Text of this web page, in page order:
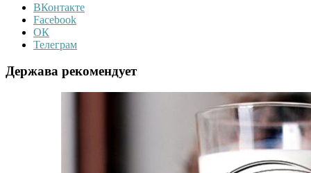
ВКонтакте
Facebook
ОК
Телеграм
Держава рекомендует